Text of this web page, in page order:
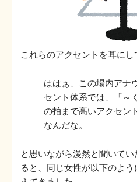
これらのアクセントを耳にし
ははぁ、この場内アナ
セント体系では、「～
の拍まで高いアクセン
なんだな。
と思いながら漫然と聞いて
ると、同じ女性が以下のよ